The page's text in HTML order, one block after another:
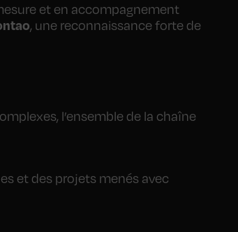
et en accompagnement
, une reconnaissance forte de
l’ensemble de la chaîne
et des projets menés avec